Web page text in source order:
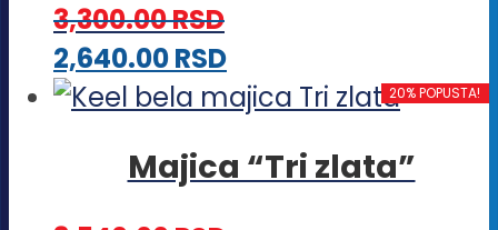
mogu
biti
izabrane
na
3,300.00RSD
2,640.00RSDOvaj
proizvod
više
20% POPUSTA!
Majica “Tri zlata”